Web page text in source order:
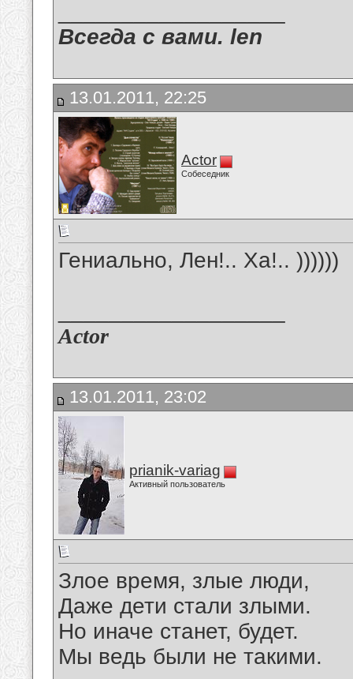
Всегда с вами. len
13.01.2011, 22:25
Actor
Собеседник
Гениально, Лен!.. Ха!.. ))))))
Actor
13.01.2011, 23:02
prianik-variag
Активный пользователь
Злое время, злые люди,
Даже дети стали злыми.
Но иначе станет, будет.
Мы ведь были не такими.